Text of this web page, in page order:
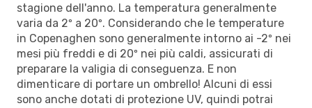
stagione dell'anno. La temperatura generalmente
varia da 2º a 20º. Considerando che le temperature
in Copenaghen sono generalmente intorno ai -2º nei
mesi più freddi e di 20º nei più caldi, assicurati di
preparare la valigia di conseguenza. E non
dimenticare di portare un ombrello! Alcuni di essi
sono anche dotati di protezione UV, quindi potrai